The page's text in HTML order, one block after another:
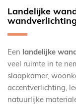
Landelijke
wandverlichting
Een landelijke
veel ruimte in te
slaapkamer,
accentverlichting,
natuurlijke